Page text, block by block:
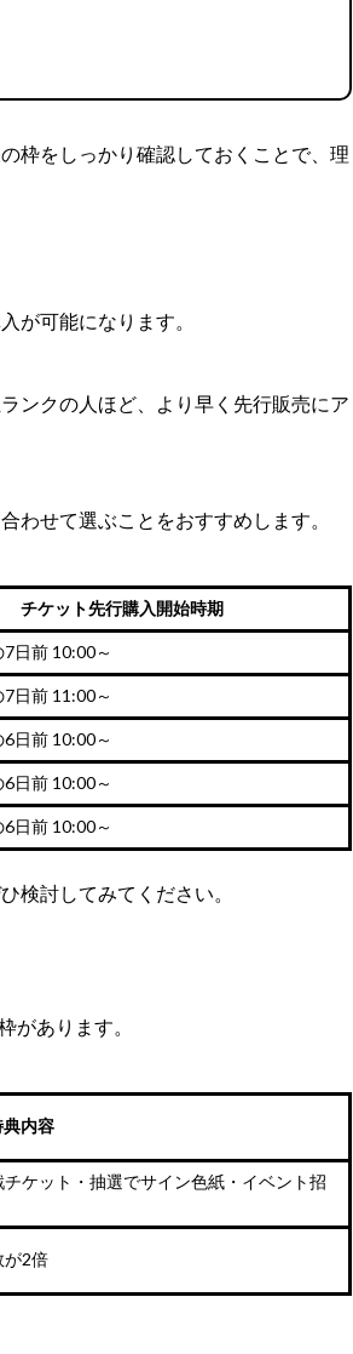
枠をしっかり確認しておくことで、理
が可能になります。
ンクの人ほど、より早く先行販売にア
わせて選ぶことをおすすめします。
チケット先行購入開始時期
日前 10:00～
日前 11:00～
日前 10:00～
日前 10:00～
日前 10:00～
検討してみてください。
があります。
内容
ケット・抽選でサイン色紙・イベント招
が2倍